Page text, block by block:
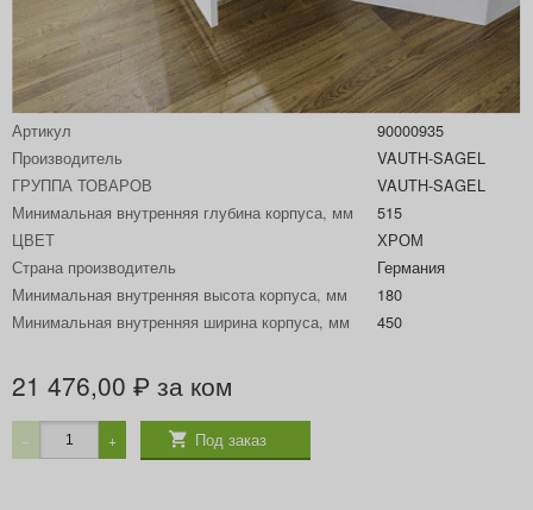
Артикул
90000935
Производитель
VAUTH-SAGEL
ГРУППА ТОВАРОВ
VAUTH-SAGEL
Минимальная внутренняя глубина корпуса, мм
515
ЦВЕТ
ХРОМ
Страна производитель
Германия
Минимальная внутренняя высота корпуса, мм
180
Минимальная внутренняя ширина корпуса, мм
450
21 476,00 ₽ за ком
− + Под заказ